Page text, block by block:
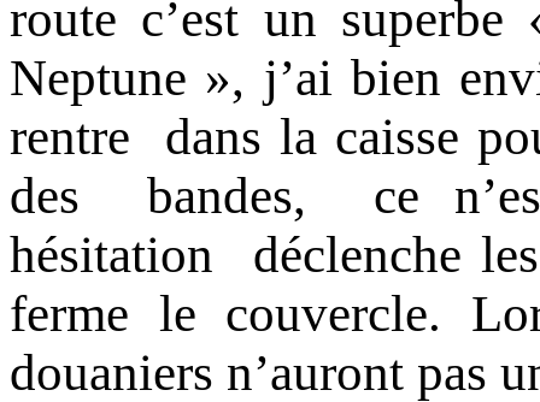
route c’est un superbe
Neptune », j’ai bien
rentre dans la caisse
des bandes, ce
hésitation déclenche
ferme le couvercle.
douaniers n’auront pas